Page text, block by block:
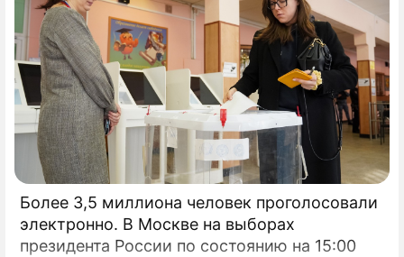
Более 3,5 миллиона человек проголосовали
электронно. В Москве на выборах
президента России по состоянию на 15:00